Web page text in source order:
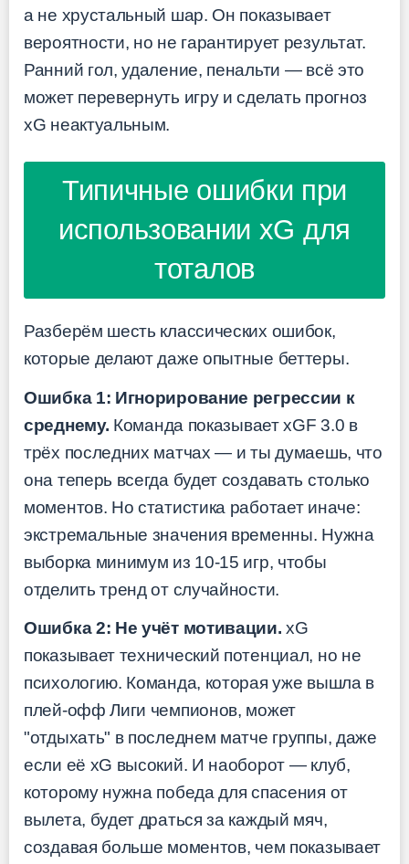
а не хрустальный шар. Он показывает
вероятности, но не гарантирует результат.
Ранний гол, удаление, пенальти — всё это
может перевернуть игру и сделать прогноз
xG неактуальным.
Типичные ошибки при
использовании xG для
тоталов
Разберём шесть классических ошибок,
которые делают даже опытные беттеры.
Ошибка 1: Игнорирование регрессии к
среднему. Команда показывает xGF 3.0 в
трёх последних матчах — и ты думаешь, что
она теперь всегда будет создавать столько
моментов. Но статистика работает иначе:
экстремальные значения временны. Нужна
выборка минимум из 10-15 игр, чтобы
отделить тренд от случайности.
Ошибка 2: Не учёт мотивации. xG
показывает технический потенциал, но не
психологию. Команда, которая уже вышла в
плей-офф Лиги чемпионов, может
"отдыхать" в последнем матче группы, даже
если её xG высокий. И наоборот — клуб,
которому нужна победа для спасения от
вылета, будет драться за каждый мяч,
создавая больше моментов, чем показывает